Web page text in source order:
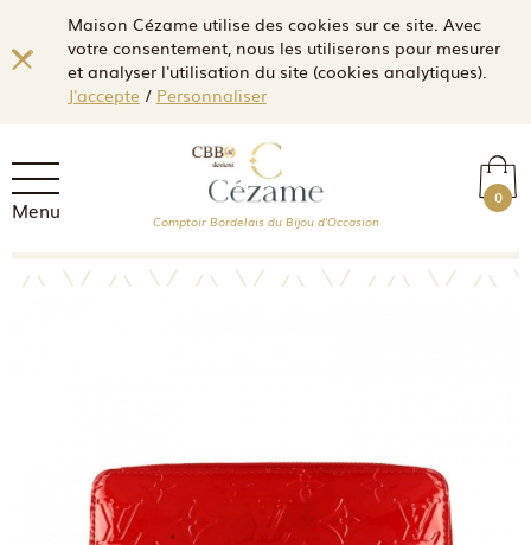
Maison Cézame utilise des cookies sur ce site. Avec
votre consentement, nous les utiliserons pour mesurer
et analyser l'utilisation du site (cookies analytiques).
J'accepte/ Personnaliser
Menu 0
Comptoir Bordelais du Bijou d'Occasion